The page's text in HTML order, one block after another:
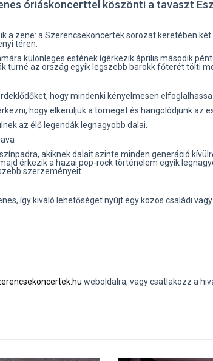
óriáskoncerttel köszönti a tavaszt
a zene: a Szerencsekoncertek sorozat keretében két
téren.
különleges estének ígérkezik április második
turné az ország egyik legszebb barokk főterét tölti
hogy mindenki kényelmesen
hogy elkerüljük a tömeget és hangolódjunk az
az élő legendák legnagyobb dalai.
akiknek dalait szinte minden generáció
érkezik a hazai pop-rock történelem egyik
szerzeményeit.
így kiváló lehetőséget nyújt egy közös családi
weboldalra, vagy csatlakozz a